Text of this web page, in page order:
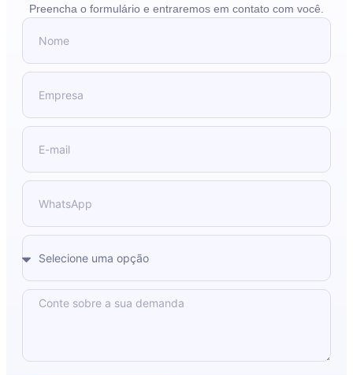
Preencha o formulário e entraremos em contato com você.